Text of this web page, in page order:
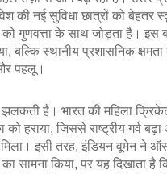
की नई सुविधा छात्रों को बेहतर
को गुणवत्ता के साथ जोड़ता है। इस
बल्कि स्थानीय प्रशासनिक क्षमता
पहलू।
झलकती है। भारत की महिला
हराया, जिससे राष्ट्रीय गर्व
मिला। इसी तरह, इंडियन वूमेन ने
सामना किया, पर यह दिखाता है